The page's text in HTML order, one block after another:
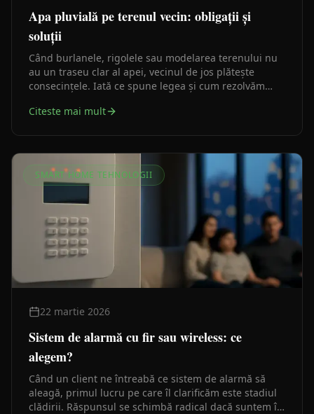
Apa pluvială pe terenul vecin: obligații și
soluții
Când burlanele, rigolele sau modelarea terenului nu
au un traseu clar al apei, vecinul de jos plătește
consecințele. Iată ce spune legea și cum rezolvăm
Citeste mai mult
SMART HOME TEHNOLOGII
22 martie 2026
Sistem de alarmă cu fir sau wireless: ce
alegem?
Când un client ne întreabă ce sistem de alarmă să
aleagă, primul lucru pe care îl clarificăm este stadiul
clădirii. Răspunsul se schimbă radical dacă suntem în